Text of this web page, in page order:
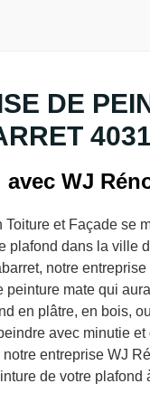
DE
WJ
et Façade se
plafond dans la ville
notre
peinture mate qui
en plâtre, en bois,
avec minutie et
entreprise WJ
de votre plafond